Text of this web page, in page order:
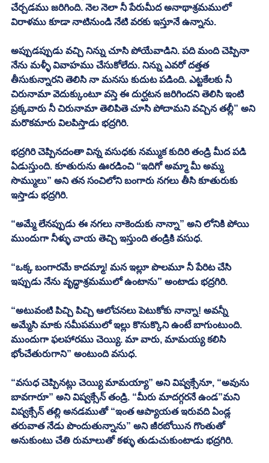
చేర్చడము జరిగింది. నెల నెలా నీ పేరుమీద అనాథాశ్రమములో
విరాళము కూడా నాటినుండి నేటి వరకు ఇస్తూనే ఉన్నాను.
అప్పుడప్పుడు వచ్చి నిన్ను చూసి పోయేవాడిని. పది మంది చెప్పినా
నేను మళ్ళీ వివాహము చేసుకోలేదు. నిన్ను ఎవరో దత్తత
తీసుకున్నారని తెలిసి నా మనసు కుదుట పడింది. ఎట్టకేలకు నీ
చిరునామా వెదుక్కుంటూ వస్తె ఈ దుర్ఘటన జరిగిందని తెలిసి ఇంటి
ప్రక్కవారు నీ చిరునామా తెలిపితె చూసి పోదామని వచ్చిన తల్లీ” అని
మరొకమారు విలపిస్తాడు భద్రగిరి.
భద్రగిరి చెప్పినదంతా విన్న వసుధకు నమ్ముక కుదిరి తండ్రి మీద పడి
ఏడుస్తుంది. కూతురును ఊరడించి “ఇదిగో అమ్మా మీ అమ్మ
సొమ్ములు” అని తన సంచిలోని బంగారు నగలు తీసి కూతురుకు
ఇస్తాడు భద్రగిరి.
“అమ్మే లేనప్పుడు ఈ నగలు నాకెందుకు నాన్నా” అని లోనికి పోయి
ముందుగా నీళ్ళు చాయ తెచ్చి ఇస్తుంది తండ్రికి వసుధ.
“ఒక్క బంగారమే కాదమ్మా! మన ఇల్లూ పొలమూ నీ పేరిట చేసి
ఇప్పుడు నేను వృద్ధాశ్రమములో ఉంటాను” అంటాడు భద్రగిరి.
“అటువంటి పిచ్చి పిచ్చి ఆలోచనలు పెటుకోకు నాన్నా! అవన్నీ
అమ్మేసి మాకు సమీపములో ఇల్లు కొనుక్కొని ఉంటే బాగుంటుంది.
ముందుగా ఫలహారము చెయ్యి. మా వారు, మామయ్య కలిసి
భోంచేతురుగాని” అంటుంది వసుధ.
“వసుధ చెప్పినట్లు చెయ్యి మామయ్యా” అని విష్వక్సేనూ, “అవును
బావగారూ” అని విష్వక్సేన్ తండ్రి. “మీరు మాదగ్గరనే ఉండ”మని
విష్వక్సేన్ తల్లి అనడముతో “ఇంత ఆప్యాయత ఇరువది ఏండ్ల
తరువాత నేడు పొందుతున్నాను” అని జీరబోయిన గొంతుతో
అనుకుంటు చేతి రుమాలుతో కళ్ళు తుడుచుకుంటాడు భద్రగిరి.